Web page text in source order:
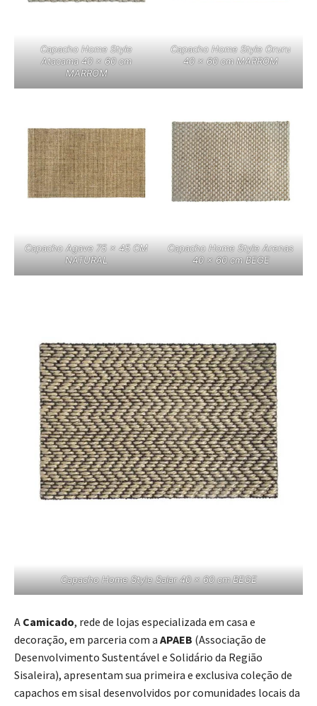
Capacho Home Style
Atacama 40 x 60 cm
MARROM
Capacho Home Style Oruru
40 x 60 cm MARROM
Capacho Agave 75 x 45 CM
NATURAL
Capacho Home Style Arenas
40 x 60 cm BEGE
Capacho Home Style Salar 40 x 60 cm BEGE
A Camicado, rede de lojas especializada em casa e
decoração, em parceria com a APAEB (Associação de
Desenvolvimento Sustentável e Solidário da Região
Sisaleira), apresentam sua primeira e exclusiva coleção de
capachos em sisal desenvolvidos por comunidades locais da